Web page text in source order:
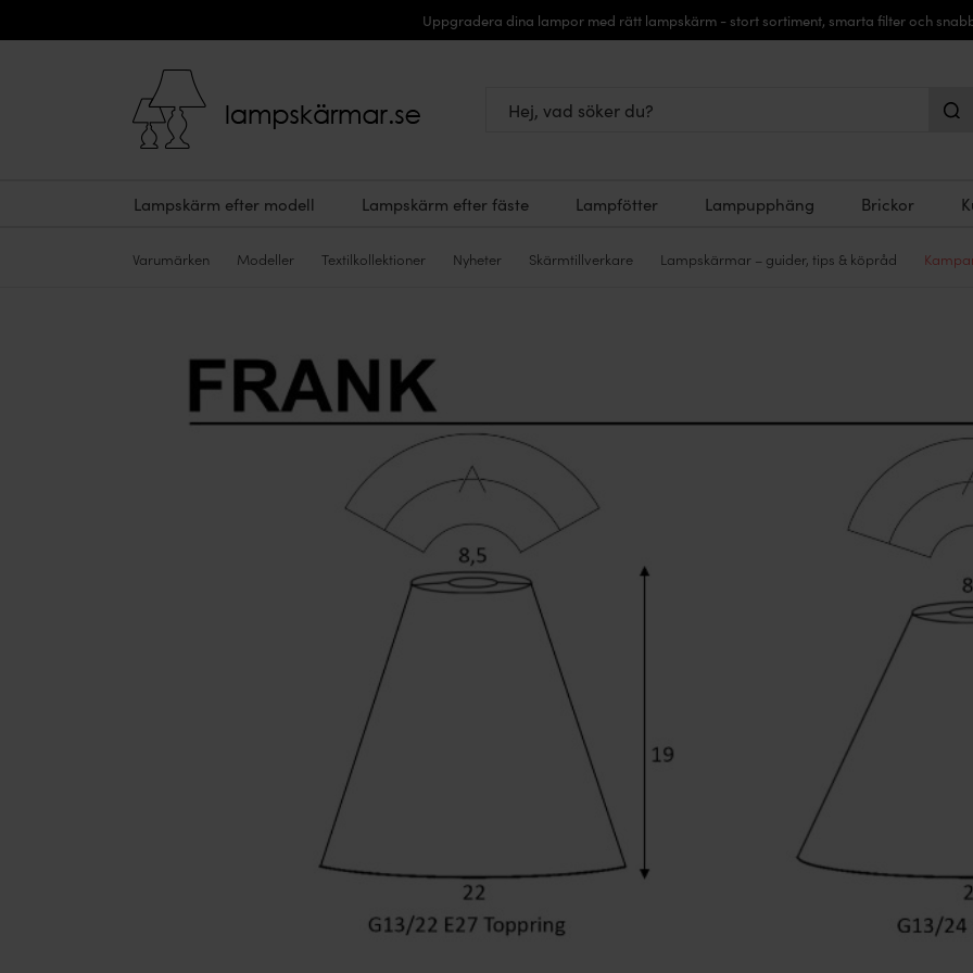
Uppgradera dina lampor med rätt lampskärm - stort sortiment, smarta filter och
Lampskärm efter modell Lampskärm efter fäste Lampfötter Lampupphäng Brickor
Varumärken Modeller Textilkollektioner Nyheter Skärmtillverkare Lampskärmar – guider, tips & köpråd